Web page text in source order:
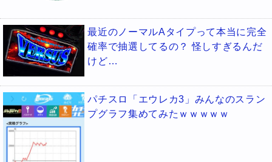
最近のノーマルAタイプって本当に完全
確率で抽選してるの？ 怪しすぎるんだ
けど…
パチスロ「エウレカ3」みんなのスラン
プグラフ集めてみたｗｗｗｗｗ